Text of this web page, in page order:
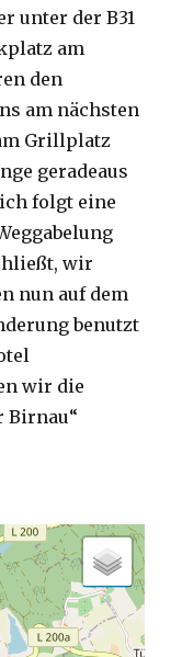
unter der B31
am
den
am nächsten
Grillplatz
geradeaus
folgt eine
wir
nun auf dem
benutzt
wir die
Birnau“